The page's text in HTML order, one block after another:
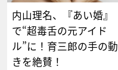
内山理名、『あい婚』
で“超毒舌の元アイド
ル”に！育三郎の手の動
きを絶賛！